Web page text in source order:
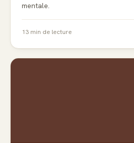
mentale.
13 min de lecture